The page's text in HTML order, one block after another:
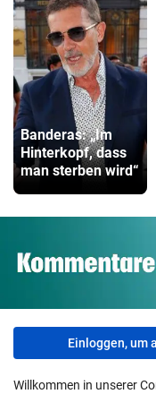
Banderas: „Im
Hinterkopf, dass
man sterben wird“
Einloggen, um
Willkommen in unserer